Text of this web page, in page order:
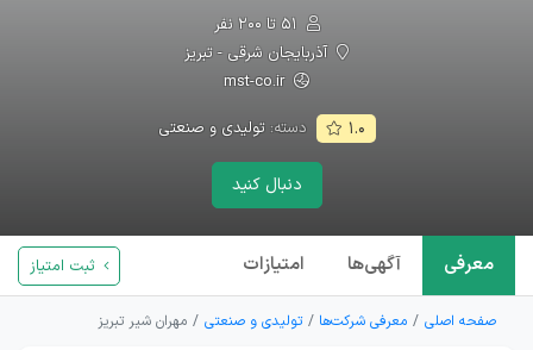
آذربایجان شرقی - تبریز
mst-co.ir
۱.۰ دسته:تولیدی و صنعتی
دنبال کنید
معرفی آگهی‌ها امتیازات ثبت امتیاز
صفحه اصلی معرفی شرکت‌ها تولیدی و صنعتی مهران شیر تبریز